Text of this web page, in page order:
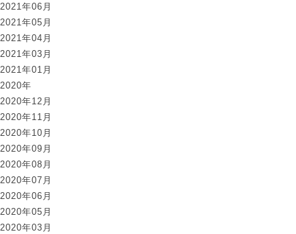
2021年06月
2021年05月
2021年04月
2021年03月
2021年01月
2020年
2020年12月
2020年11月
2020年10月
2020年09月
2020年08月
2020年07月
2020年06月
2020年05月
2020年03月